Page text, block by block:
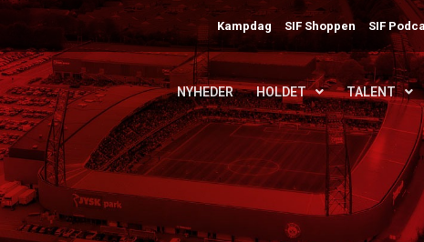
Kampdag SIF Shoppen SIF
NYHEDER HOLDET TALENT